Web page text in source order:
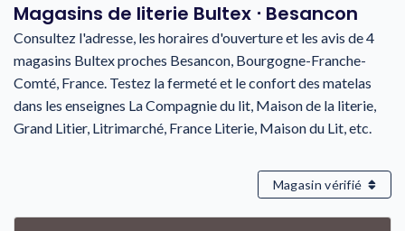
Magasins de literie Bultex ⋅ Besancon
Consultez l'adresse, les horaires d'ouverture et les avis de 4
magasins Bultex proches Besancon, Bourgogne-Franche-
Comté, France. Testez la fermeté et le confort des matelas
dans les enseignes La Compagnie du lit, Maison de la literie,
Grand Litier, Litrimarché, France Literie, Maison du Lit, etc.
Magasin vérifié